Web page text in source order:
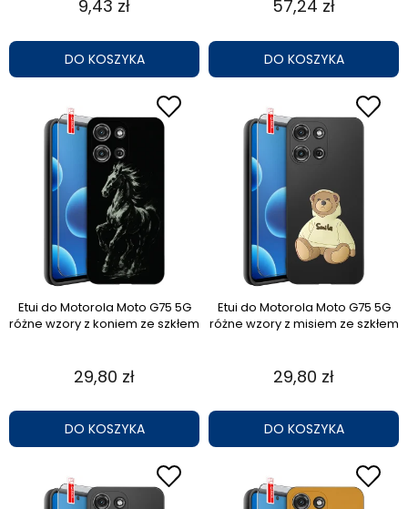
9,43 zł
DO KOSZYKA
57,24 zł
DO KOSZYKA
Etui do Motorola Moto G75 5G
różne wzory z koniem ze szkłem
29,80 zł
DO KOSZYKA
Etui do Motorola Moto G75 5G
różne wzory z misiem ze szkłem
29,80 zł
DO KOSZYKA